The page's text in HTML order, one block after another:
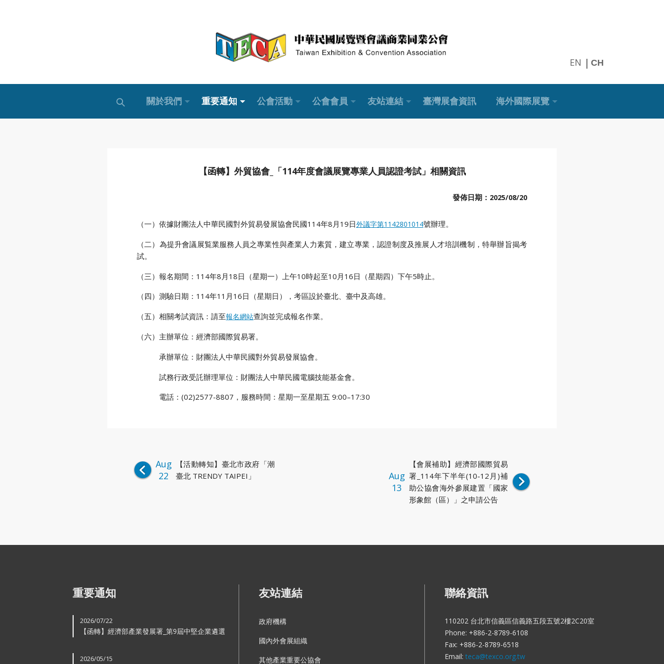
EN CH
關於我們 重要通知 公會活動 公會會員 友站連結 臺灣展會資訊 海外國際展覽
【函轉】外貿協會_「114年度會議展覽專業人員認證考試」相關資訊
發佈日期： 2025/08/20
（一）依據財團法人中華民國對外貿易發展協會民國114年8月19日外議字第1142801014號辦理。
（二）為提升會議展覧業服務人員之專業性與產業人力素質，建立專業，認證制度及推展人才培訓機制，特舉辦旨揭考
試。
（三）報名期間：114年8月18日（星期一）上午10時起至10月16日（星期四）下午5時止。
（四）測驗日期：114年11月16日（星期日），考區設於臺北、臺中及高雄。
（五）相關考試資訊：請至報名網站查詢並完成報名作業。
（六）主辦單位：經濟部國際貿易署。
承辦單位：財團法人中華民國對外貿易發展協會。
試務行政受託辦理單位：財團法人中華民國電腦技能基金會。
電話：(02)2577-8807，服務時間：星期一至星期五 9:00–17:30
Aug
22
【活動轉知】臺北市政府「潮
臺北 TRENDY TAIPEI」
Aug
13
【會展補助】經濟部國際貿易
署_114年下半年(10-12月)補
助公協會海外參展建置「國家
形象館（區）」之申請公告
重要通知
2026/07/22
【函轉】經濟部產業發展署_第9屆中堅企業遴選
2026/05/15
友站連結
政府機構
國內外會展組織
其他產業重要公協會
聯絡資訊
110202 台北市信義區信義路五段五號2樓2C20室
Phone: +886-2-8789-6108
Fax: +886-2-8789-6518
Email:teca@texco.org.tw